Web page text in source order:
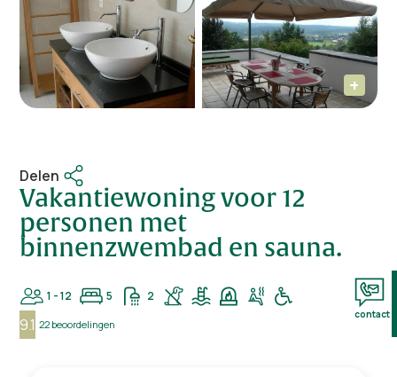
Delen
Vakantiewoning voor 12
personen met
binnenzwembad en sauna.
1 - 12 5 2
9.1 22 beoordelingen
contact